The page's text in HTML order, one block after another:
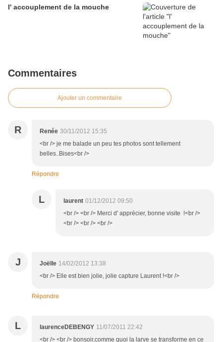
l' accouplement de la mouche
Commentaires
Ajouter un commentaire
R Renée 30/11/2012 15:35
<br /> je me balade un peu tes photos sont tellement
belles..Bises<br />
Répondre
L laurent 01/12/2012 09:50
<br /> <br /> Merci d' apprécier, bonne visite !<br />
<br /> <br /> <br />
J Joëlle 14/02/2012 13:38
<br /> Elle est bien jolie, jolie capture Laurent !<br />
Répondre
L laurenceDEBENGY 11/07/2011 22:42
<br /> <br /> bonsoir,comme quoi la larve se transforme en ce